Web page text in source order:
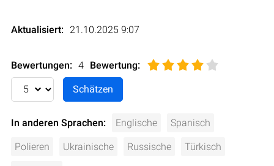
Aktualisiert: 21.10.2025 9:07
Bewertungen: 4 Bewertung:
In anderen Sprachen: Englische Spanisch
Polieren Ukrainische Russische Türkisch